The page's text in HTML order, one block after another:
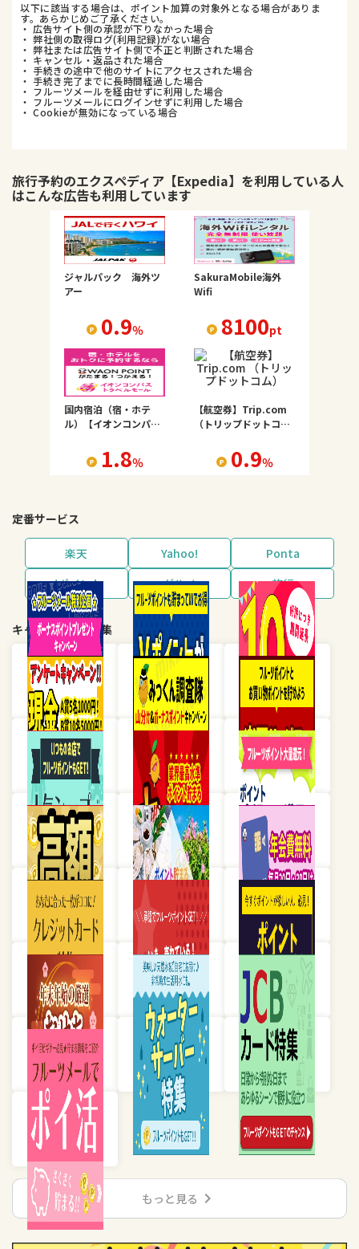
以下に該当する場合は、ポイント加算の対象外となる場合がありま
す。あらかじめご了承ください。
・ 広告サイト側の承認が下りなかった場合
・ 弊社側の取得ログ(利用記録)がない場合
・ 弊社または広告サイト側で不正と判断された場合
・ キャンセル・返品された場合
・ 手続きの途中で他のサイトにアクセスされた場合
・ 手続き完了までに長時間経過した場合
・ フルーツメールを経由せずに利用した場合
・ フルーツメールにログインせずに利用した場合
・ Cookieが無効になっている場合
旅行予約のエクスペディア【Expedia】 を利用している人
はこんな広告も利用しています
ジャルパック 海外ツ
アー
0.9％
SakuraMobile海外
Wifi
8100pt
国内宿泊（宿・ホテ
ル）【イオンコンパス
1.8％
【航空券】Trip.com
（トリップドットコ
0.9％
定番サービス
楽天 Yahoo!
Ponta
dポイント
グルメ 旅行
キャンペーン・特集
もっと見る chevron_right